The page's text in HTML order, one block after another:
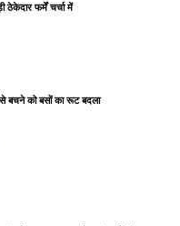
ठेकेदार फर्में चर्चा में
से बचने को बसों का रूट बदला